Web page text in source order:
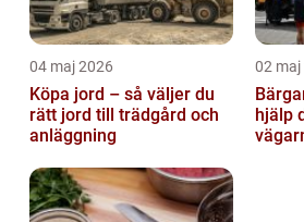
04 maj 2026
Köpa jord – så väljer du
rätt jord till trädgård och
anläggning
02 maj
hjälp